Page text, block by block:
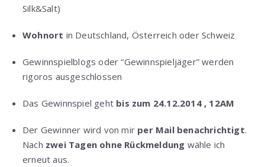
Silk&Salt)
Wohnort in Deutschland, Österreich oder Schweiz
Gewinnspielblogs oder “Gewinnspieljäger” werden
rigoros ausgeschlossen
Das Gewinnspiel geht bis zum 24.12.2014 , 12AM
Der Gewinner wird von mir per Mail benachrichtigt.
Nach zwei Tagen ohne Rückmeldung wähle ich
erneut aus.